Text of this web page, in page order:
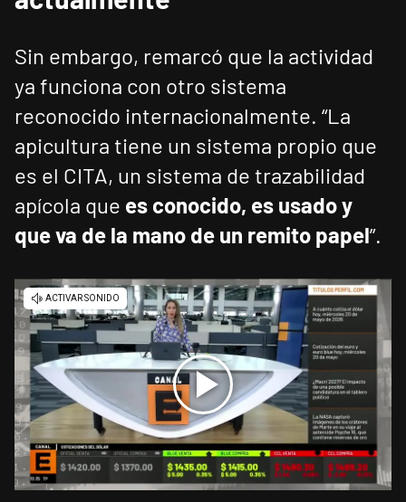
Sin embargo, remarcó que la actividad
ya funciona con otro sistema
reconocido internacionalmente. “La
apicultura tiene un sistema propio que
es el CITA, un sistema de trazabilidad
apícola que es conocido, es usado y
que va de la mano de un remito papel”.